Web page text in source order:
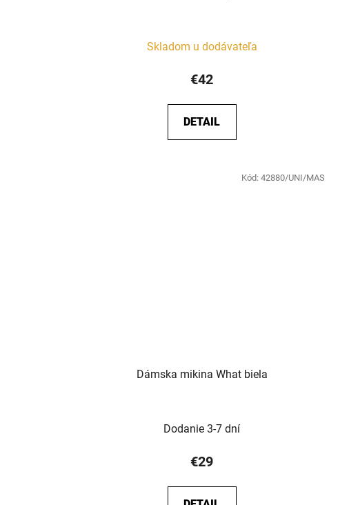
Skladom u dodávateľa
€42
DETAIL
Dámska mikina What biela
Dodanie 3-7 dní
€29
Kód:42880/UNI/MAS